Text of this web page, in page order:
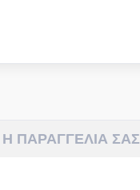
Η ΠΑΡΑΓΓΕΛΙΑ ΣΑΣ